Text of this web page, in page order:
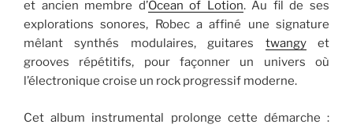
et ancien membre d’Ocean of Lotion. Au fil de ses
explorations sonores, Robec a affiné une signature
mêlant synthés modulaires, guitares twangyet
grooves répétitifs, pour façonner un univers où
l’électronique croise un rock progressif moderne.
Cet album instrumental prolonge cette démarche :